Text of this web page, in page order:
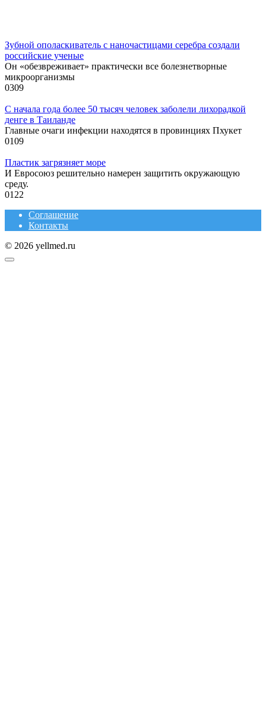
Зубной ополаскиватель с наночастицами серебра создали
российские ученые
Он «обезвреживает» практически все болезнетворные
микроорганизмы
0309
С начала года более 50 тысяч человек заболели лихорадкой
денге в Таиланде
Главные очаги инфекции находятся в провинциях Пхукет
0109
Пластик загрязняет море
И Евросоюз решительно намерен защитить окружающую
среду.
0122
Соглашение
Контакты
© 2026 yellmed.ru